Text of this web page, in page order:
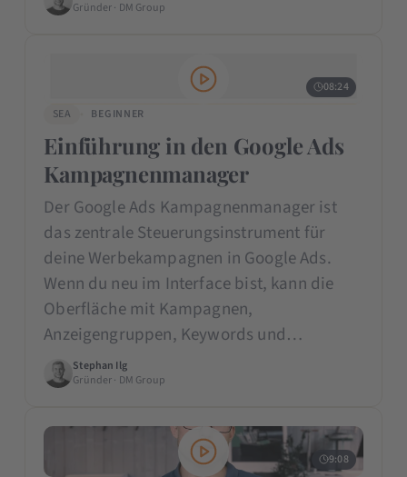
Gründer · DM Group
08:24
SEA
BEGINNER
Einführung in den Google Ads
Kampagnenmanager
Der Google Ads Kampagnenmanager ist
das zentrale Steuerungsinstrument für
deine Werbekampagnen in Google Ads.
Wenn du neu im Interface bist, kann die
Oberfläche mit Kampagnen,
Anzeigengruppen, Keywords und…
Stephan Ilg
Gründer · DM Group
9:08